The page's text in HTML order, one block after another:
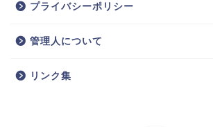
プライバシーポリシー
管理人について
リンク集